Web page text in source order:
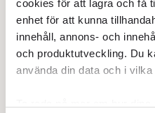
cookies för att lagra och få
enhet för att kunna
innehåll, annons- och
och produktutveckling. Du
använda din data och i vilka
4.Dan Korn: Quisling,
UTRIKES
5.Därför liknar Putin
Av: Bengt Jangfeldt
STICKET
6.Christoffer Jonsson:Inte